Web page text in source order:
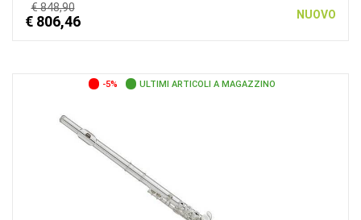
€ 848,90
€ 806,46 NUOVO
-5% ULTIMI ARTICOLI A MAGAZZINO